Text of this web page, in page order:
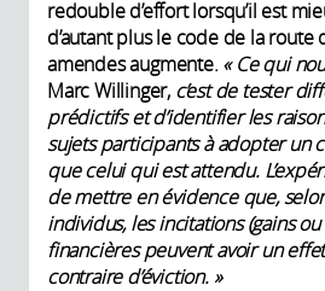
redouble d’effort lorsqu’il est
d’autant plus le code de la
amendes augmente. « Ce qui
Marc Willinger, c’est de tester
prédictifs et d’identifier les
sujets participants à adopter un
que celui qui est attendu.
de mettre en évidence que,
individus, les incitations (gains ou
financières peuvent avoir un
contraire d’éviction. »